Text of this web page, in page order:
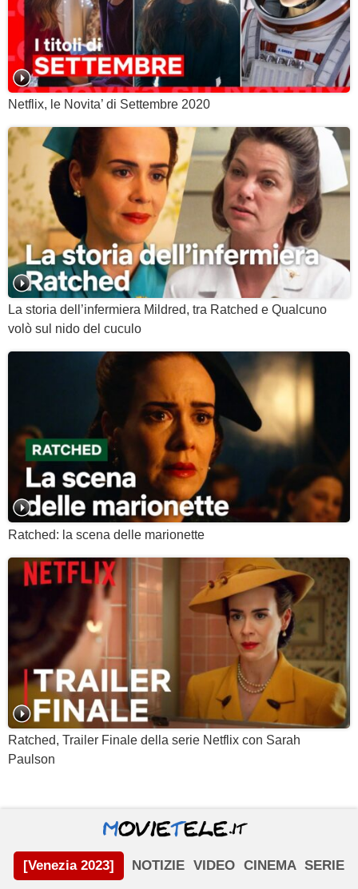
Netflix, le Novita’ di Settembre 2020
La storia dell’infermiera Mildred, tra Ratched e Qualcuno
volò sul nido del cuculo
Ratched: la scena delle marionette
Ratched, Trailer Finale della serie Netflix con Sarah
Paulson
[Venezia 2023] NOTIZIE VIDEO CINEMA SERIE